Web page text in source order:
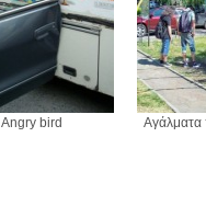
Angry bird Αγάλματα